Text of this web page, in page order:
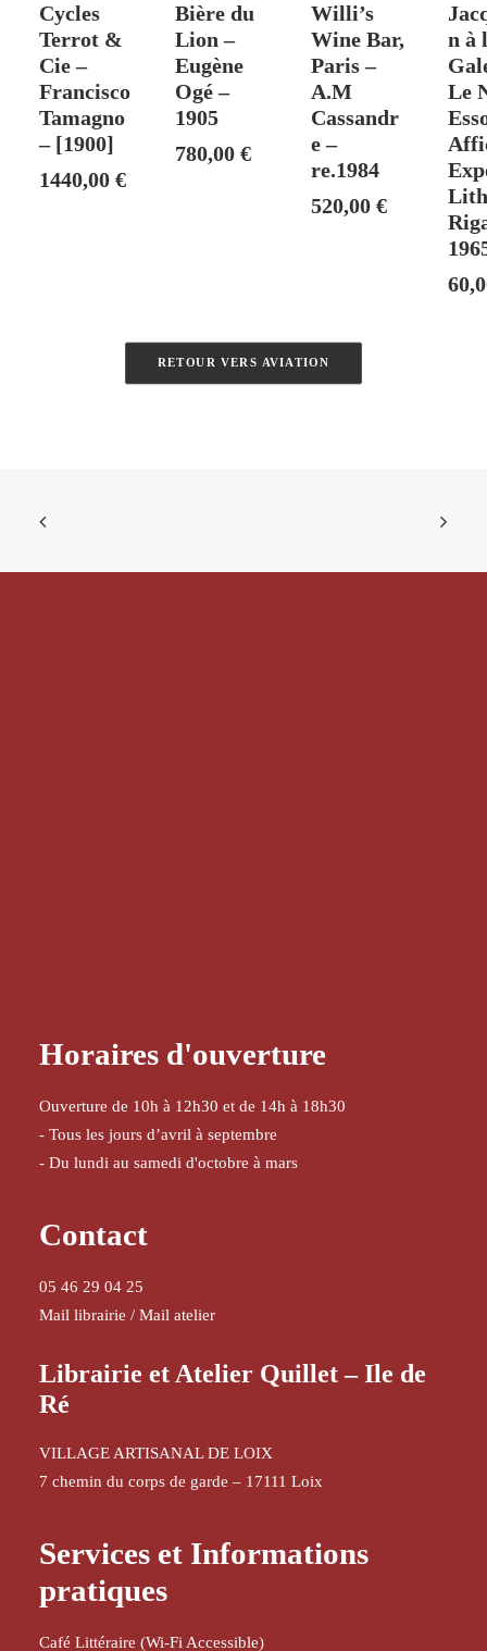
Cycles
Terrot &
Cie –
Francisco
Tamagno
– [1900]
1440,00 €
Bière du
Lion –
Eugène
Ogé –
1905
780,00€
Willi’s
Wine Bar,
Paris –
A.M
Cassandr
e –
re.1984
520,00€
n à
Le
RETOUR VERS AVIATION
Horaires d'ouverture
Ouverture de 10h à 12h30 et de 14h à 18h30
- Tous les jours d’avril à septembre
- Du lundi au samedi d'octobre à mars
Contact
05 46 29 04 25
Mail librairie / Mail atelier
Librairie et Atelier Quillet – Ile de
Ré
VILLAGE ARTISANAL DE LOIX
7 chemin du corps de garde – 17111 Loix
Services et Informations
pratiques
Café Littéraire (Wi-Fi Accessible)